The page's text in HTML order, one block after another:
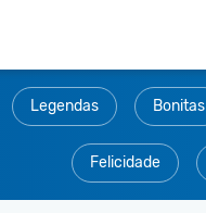
Legendas Bonitas
Felicidade